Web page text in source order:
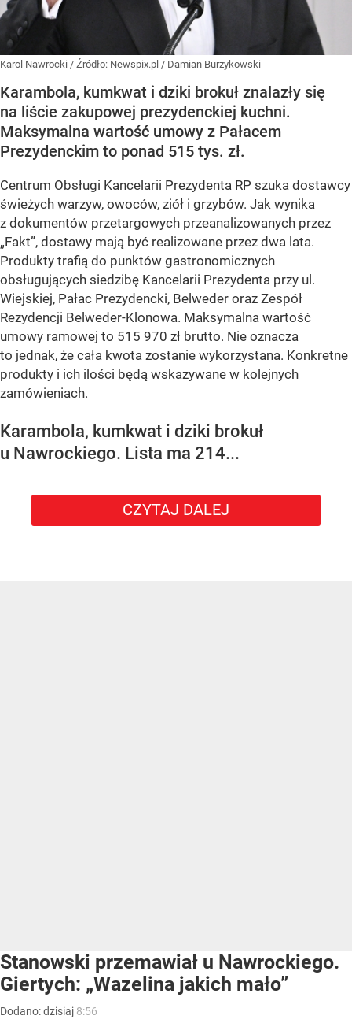
Karol Nawrocki / Źródło: Newspix.pl / Damian Burzykowski
Karambola, kumkwat i dziki brokuł znalazły się
na liście zakupowej prezydenckiej kuchni.
Maksymalna wartość umowy z Pałacem
Prezydenckim to ponad 515 tys. zł.
Centrum Obsługi Kancelarii Prezydenta RP szuka dostawcy
świeżych warzyw, owoców, ziół i grzybów. Jak wynika
z dokumentów przetargowych przeanalizowanych przez
„Fakt”, dostawy mają być realizowane przez dwa lata.
Produkty trafią do punktów gastronomicznych
obsługujących siedzibę Kancelarii Prezydenta przy ul.
Wiejskiej, Pałac Prezydencki, Belweder oraz Zespół
Rezydencji Belweder-Klonowa. Maksymalna wartość
umowy ramowej to 515 970 zł brutto. Nie oznacza
to jednak, że cała kwota zostanie wykorzystana. Konkretne
produkty i ich ilości będą wskazywane w kolejnych
zamówieniach.
Karambola, kumkwat i dziki brokuł
u Nawrockiego. Lista ma 214...
CZYTAJ DALEJ
Stanowski przemawiał u Nawrockiego.
Giertych: „Wazelina jakich mało”
Dodano:dzisiaj 8:56